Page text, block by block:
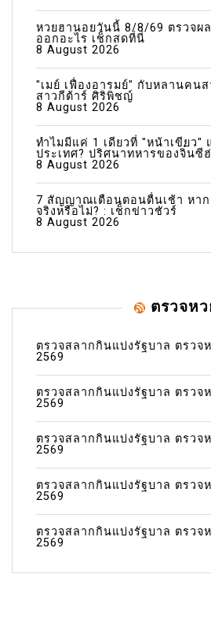
หวยฮานอยวันนี้ 8/8/69 ตรวจผ
ออกอะไร เช็กสดที่นี่
8 August 2026
"เมย์ เฟื่องอารมย์" กับหลานคน
สาวกีต้าร์ ศิริพิชญ์
8 August 2026
ทำไมมีแค่ 1 เดียวที่ "หน้าเขียว"
ประเทศ? ปริศนาทหารของจิ๋นซีฮ่
8 August 2026
7 สัญญาณเตือนตอนตื่นเช้า หาก
จริงหรือไม่? : เช็กข่าวชัวร์
8 August 2026
ตรวจห
ตรวจสลากกินแบ่งรัฐบาล ตรวจ
2569
ตรวจสลากกินแบ่งรัฐบาล ตรวจ
2569
ตรวจสลากกินแบ่งรัฐบาล ตรวจ
2569
ตรวจสลากกินแบ่งรัฐบาล ตรวจ
2569
ตรวจสลากกินแบ่งรัฐบาล ตรวจ
2569